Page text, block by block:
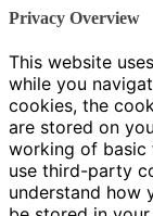
Privacy Overview
This website
while you
cookies, the
are stored on
working of basic
use third-party
understand how